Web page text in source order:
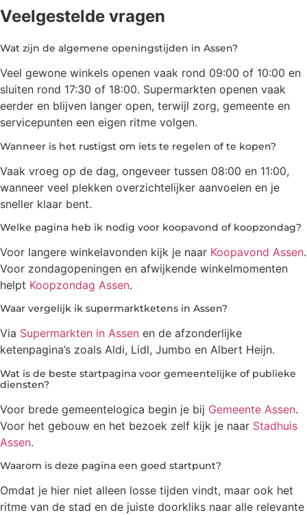
Veelgestelde vragen
Wat zijn de algemene openingstijden in Assen?
Veel gewone winkels openen vaak rond 09:00 of 10:00 en
sluiten rond 17:30 of 18:00. Supermarkten openen vaak
eerder en blijven langer open, terwijl zorg, gemeente en
servicepunten een eigen ritme volgen.
Wanneer is het rustigst om iets te regelen of te kopen?
Vaak vroeg op de dag, ongeveer tussen 08:00 en 11:00,
wanneer veel plekken overzichtelijker aanvoelen en je
sneller klaar bent.
Welke pagina heb ik nodig voor koopavond of koopzondag?
Voor langere winkelavonden kijk je naar Koopavond Assen.
Voor zondagopeningen en afwijkende winkelmomenten
helpt Koopzondag Assen.
Waar vergelijk ik supermarktketens in Assen?
Via Supermarkten in Assen en de afzonderlijke
ketenpagina’s zoals Aldi, Lidl, Jumbo en Albert Heijn.
Wat is de beste startpagina voor gemeentelijke of publieke
diensten?
Voor brede gemeentelogica begin je bij Gemeente Assen.
Voor het gebouw en het bezoek zelf kijk je naar Stadhuis
Assen.
Waarom is deze pagina een goed startpunt?
Omdat je hier niet alleen losse tijden vindt, maar ook het
ritme van de stad en de juiste doorkliks naar alle relevante